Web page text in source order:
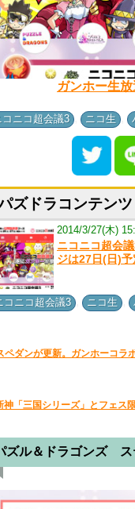
ガンホー生
コニコ超会議3 ニコ生
ズドラコンテンツ
2014/3/27(木)
ニコニコ超会
ジは27日(日)予
コニコ超会議3 ニコ生
ペダンが更新。ガンホーコラ
神「三国シリーズ」とフェス
ズル＆ドラゴンズ ス